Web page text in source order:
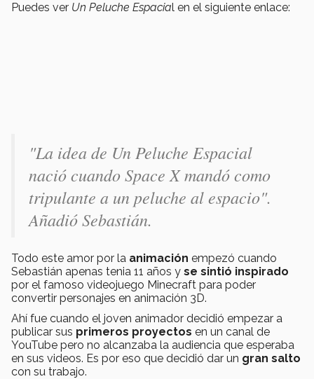
Puedes ver Un Peluche Espacial en el siguiente enlace:
"La idea de Un Peluche Espacial
nació cuando Space X mandó como
tripulante a un peluche al espacio".
Añadió Sebastián.
Todo este amor por la animación empezó cuando
Sebastián apenas tenia 11 años y se sintió inspirado
por el famoso videojuego Minecraft para poder
convertir personajes en animación 3D.
Ahí fue cuando el joven animador decidió empezar a
publicar sus primeros proyectos en un canal de
YouTube pero no alcanzaba la audiencia que esperaba
en sus videos. Es por eso que decidió dar un gran salto
con su trabajo.